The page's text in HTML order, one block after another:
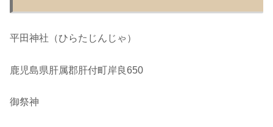
平田神社（ひらたじんじゃ）
鹿児島県肝属郡肝付町岸良650
御祭神